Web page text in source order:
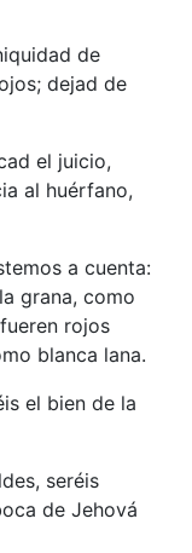
de
dejad de
el juicio,
al huérfano,
a cuenta:
grana, como
rojos
blanca lana.
el bien de la
seréis
de Jehová